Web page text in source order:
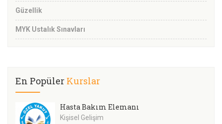
Güzellik
MYK Ustalık Sınavları
En Popüler Kurslar
Hasta Bakım Elemanı
Kişisel Gelişim